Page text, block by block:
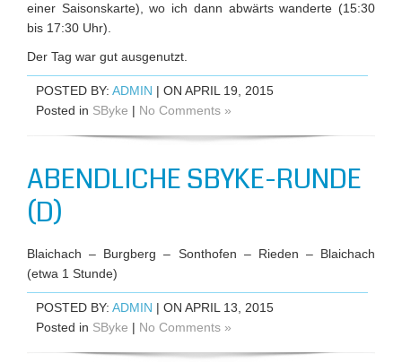
einer Saisonskarte), wo ich dann abwärts wanderte (15:30
bis 17:30 Uhr).
Der Tag war gut ausgenutzt.
POSTED BY: ADMIN | ON APRIL 19, 2015
Posted in SByke | No Comments »
ABENDLICHE SBYKE-RUNDE
(D)
Blaichach – Burgberg – Sonthofen – Rieden – Blaichach
(etwa 1 Stunde)
POSTED BY: ADMIN | ON APRIL 13, 2015
Posted in SByke | No Comments »